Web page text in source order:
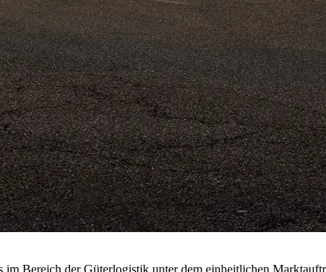
Bereich der Güterlogistik unter dem einheitlichen